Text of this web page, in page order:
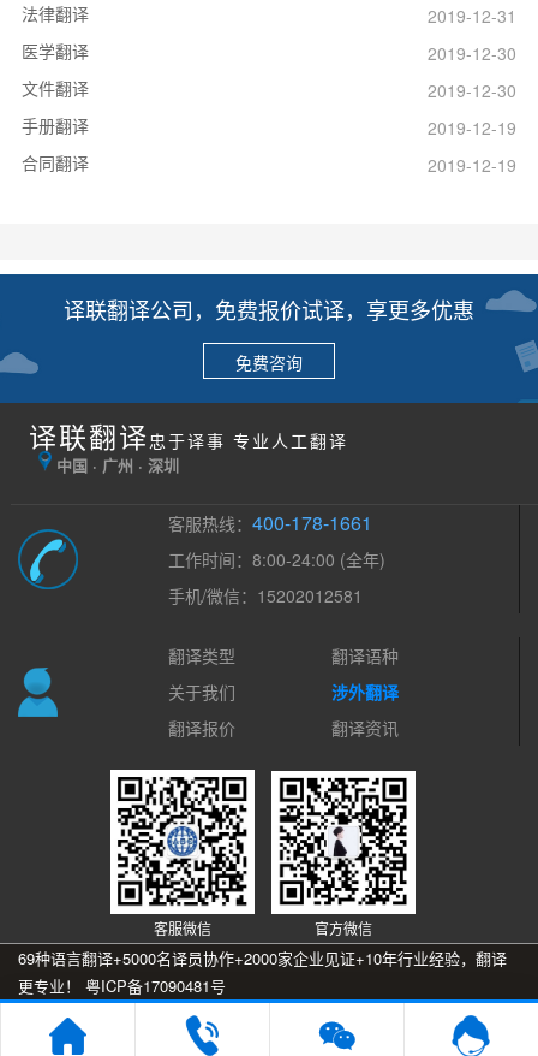
法律翻译
2019-12-31
医学翻译
2019-12-30
文件翻译
2019-12-30
手册翻译
2019-12-19
合同翻译
2019-12-19
译联翻译公司，免费报价试译，享更多优惠
免费咨询

译联翻译 忠于译事 专业人工翻译
中国 · 广州 · 深圳
客服热线：400-178-1661
工作时间：8:00-24:00 (全年)
手机/微信：15202012581
翻译类型
翻译语种
关于我们
涉外翻译
翻译报价
翻译资讯
客服微信 官方微信
69种语言翻译+5000名译员协作+2000家企业见证+10年行业经验，翻译
更专业！ 粤ICP备17090481号